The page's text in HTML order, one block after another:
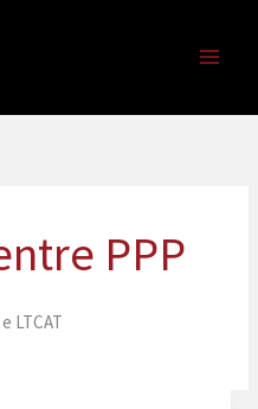
PPP
LTCAT